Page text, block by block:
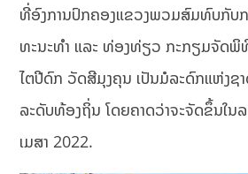
ທີ່ອົງການປົກຄອງແຂວງພວມສົມທົບກັບກ
ທະນະທໍາ ແລະ ທ່ອງທ່ຽວ ກະກຽມຈັດພິ
ໄຕປີດົກ ວັດສີມຸງຄຸນ ເປັນມໍລະດົກແຫ່ງຊ
ລະດັບທ້ອງຖິ່ນ ໂດຍຄາດວ່າຈະຈັດຂຶ້ນໃນ
ເມສາ 2022.